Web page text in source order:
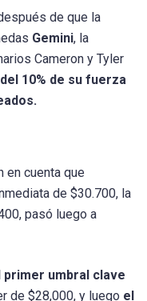
de que la
Gemini, la
Cameron y Tyler
10% de su fuerza
en cuenta que
de $30.700, la
pasó luego a
primer umbral clave
de $28,000, y luego el